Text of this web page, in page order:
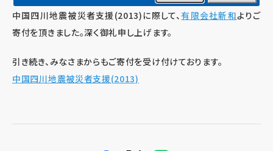
中国四川地震被災者支援(2013)に際して、有限会社新和よりご
寄付を頂きました。深く御礼申し上げます。
引き続き、みなさまからもご寄付を受け付けております。
中国四川地震被災者支援(2013)